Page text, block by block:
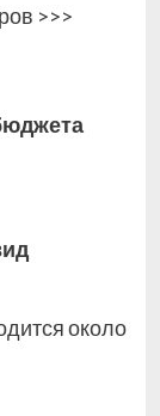
>>>
около